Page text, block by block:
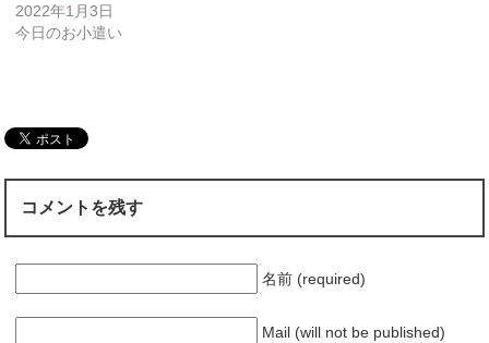
2022年1月3日
今日のお小遣い
コメントを残す
名前 (required)
Mail (will not be published)